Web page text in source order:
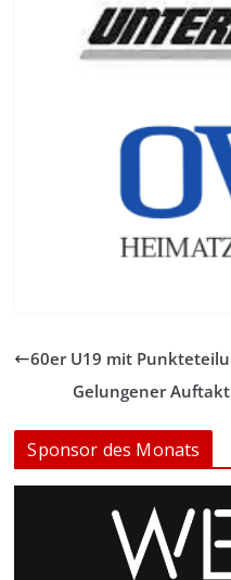
60er U19 mit
Gelungener
Sponsor des Monats